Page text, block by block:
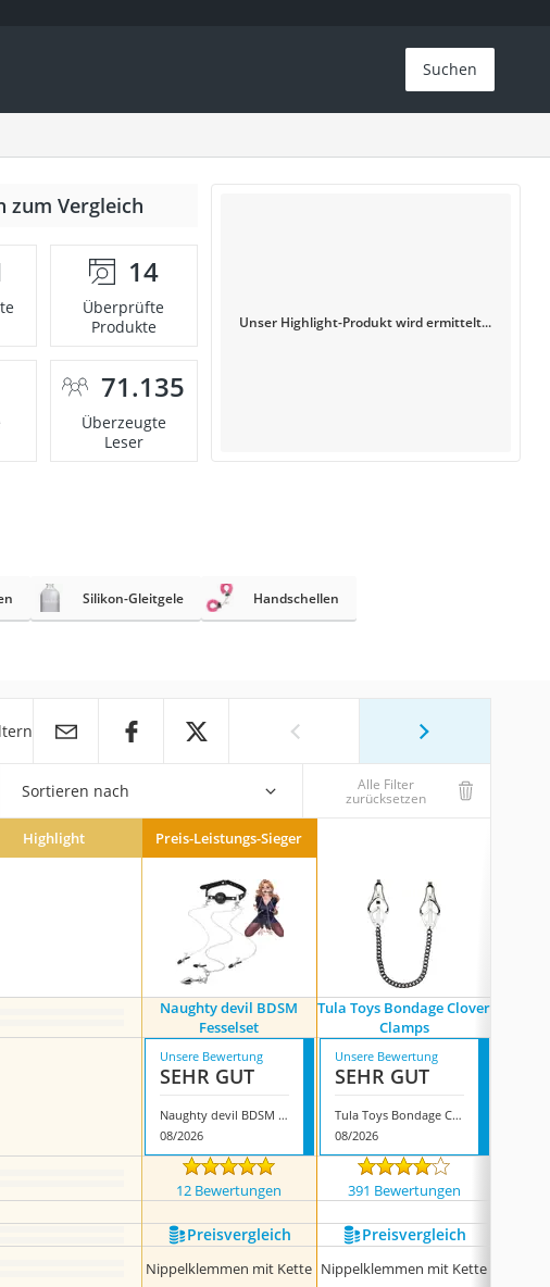
Suchen
zum Vergleich
14
Überprüfte
Produkte
71.135
Überzeugte
Leser
Unser Highlight-Produkt wird ermittelt...
Silikon-Gleitgele Handschellen
Sortieren nach Alle Filter
zurücksetzen
Highlight Preis-Leistungs-Sieger
Naughty devil BDSM
Fesselset
Tula Toys Bondage Clover
Clamps
Unsere Bewertung
SEHR GUT
Naughty devil BDSM Fesselset
08/2026
Unsere Bewertung
SEHR GUT
Tula Toys Bondage Clover Clamps
08/2026
12 Bewertungen 391 Bewertungen
Preis­vergleich Preis­vergleich
Nippelklemmen mit Kette Nippelklemmen mit Kette